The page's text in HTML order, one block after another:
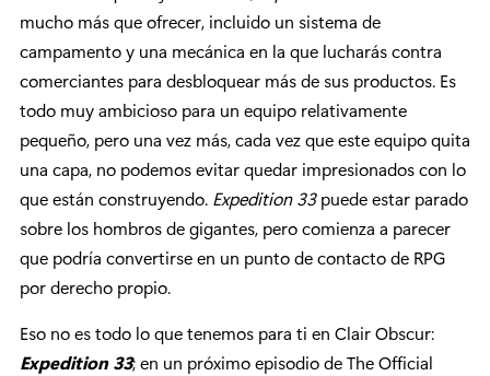
mucho más que ofrecer, incluido un sistema de
campamento y una mecánica en la que lucharás contra
comerciantes para desbloquear más de sus productos. Es
todo muy ambicioso para un equipo relativamente
pequeño, pero una vez más, cada vez que este equipo quita
una capa, no podemos evitar quedar impresionados con lo
que están construyendo. Expedition 33puede estar parado
sobre los hombros de gigantes, pero comienza a parecer
que podría convertirse en un punto de contacto de RPG
por derecho propio.
Eso no es todo lo que tenemos para ti en Clair Obscur:
Expedition 33; en un próximo episodio de The Official